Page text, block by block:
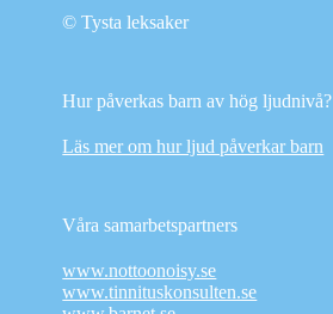
© Tysta leksaker
Hur påverkas barn av hög ljudnivå?
Läs mer om hur ljud påverkar barn
Våra samarbetspartners
www.nottoonoisy.se
www.tinnituskonsulten.se